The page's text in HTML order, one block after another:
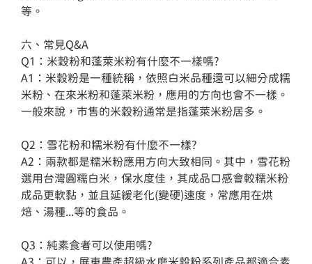
等。
六、常見Q&A
Q1：米穀粉和蓬萊米粉有什麼不一樣嗎?
A1：米穀粉是一種統稱，依照白米品種還可以細分成糯
米粉、在來米粉和蓬萊米粉，應用的方向也會不一樣。
一般來說，市售的米穀粉通常是指蓬萊米粉居多。
Q2：雪花粉和糯米粉有什麼不一樣?
A2：兩款都是糯米粉應用方向大致相同。其中，雪花粉
選用台灣圓糯白米，保水度佳，其成品口感會較糯米粉
成品更軟黏，並且延緩老化(變硬)速度，常應用在烘
焙、湯種...等的食品。
Q3：純素食者可以使用嗎?